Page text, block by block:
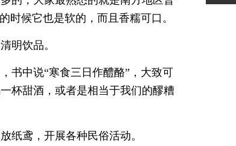
时候它也是软的，而且香糯可口。
明饮品。
书中说“寒食三日作醴酪”，大致可
杯甜酒，或者是相当于我们的醪糟
纸鸢，开展各种民俗活动。